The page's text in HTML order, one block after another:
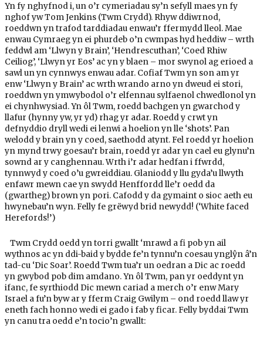
Yn fy nghyfnod i, un o’r cymeriadau sy’n sefyll maes yn fy
nghof yw Tom Jenkins (Twm Crydd). Rhyw ddiwrnod,
roeddwn yn trafod tarddiadau enwau’r ffermydd lleol. Mae
enwau Cymraeg yn ei phurdeb o’n cwmpas hyd heddiw – wrth
feddwl am ‘Llwyn y Brain’, ‘Hendrescuthan’, ‘Coed Rhiw
Ceiliog’, ‘Llwyn yr Eos’ ac yn y blaen – mor swynol ag erioed a
sawl un yn cynnwys enwau adar. Cofiaf Twm yn son am yr
enw ‘Llwyn y Brain’ ac wrth wrando arno yn dweud ei stori,
roeddwn yn ymwybodol o’r elfennau sylfaenol chwedlonol yn
ei chynhwysiad. Yn ôl Twm, roedd bachgen yn gwarchod y
llafur (hynny yw, yr yd) rhag yr adar. Roedd y crwt yn
defnyddio dryll wedi ei lenwi a hoelion yn lle ‘shots’. Pan
welodd y brain yn y coed, saethodd atynt. Fel roedd yr hoelion
yn mynd trwy goesau’r brain, roedd yr adar yn cael eu glynu’n
sownd ar y canghennau. Wrth i’r adar hedfan i ffwrdd,
tynnwyd y coed o’u gwreiddiau. Glaniodd y llu gyda’u llwyth
enfawr mewn cae yn swydd Henffordd lle’r oedd da
(gwartheg) brown yn pori. Cafodd y da gymaint o sioc aeth eu
hwynebau’n wyn. Felly fe grëwyd brid newydd! (‘White faced
Herefords!’)
Twm Crydd oedd yn torri gwallt ‘mrawd a fi pob yn ail
wythnos ac yn ddi-baid y bydde fe’n tynnu’n coesau ynglŷn â’n
tad-cu ‘Dic Soar’. Roedd Twm tua’r un oedran a Dic ac roedd
yn gwybod pob dim amdano. Yn ôl Twm, pan yr oeddynt yn
ifanc, fe syrthiodd Dic mewn cariad a merch o’r enw Mary
Israel a fu’n byw ar y fferm Craig Gwilym – ond roedd llaw yr
eneth fach honno wedi ei gado i fab y ficar. Felly byddai Twm
yn canu tra oedd e’n tocio’n gwallt: